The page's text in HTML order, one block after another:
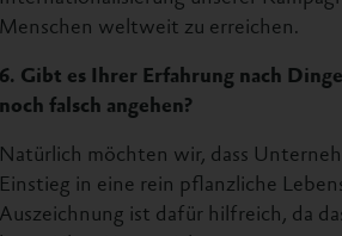
Menschen weltweit zu erreichen.
6. Gibt es Ihrer Erfahrung nach
noch falsch angehen?
Natürlich möchten wir, dass
Einstieg in eine rein pflanzliche
Auszeichnung ist dafür hilfreich, da